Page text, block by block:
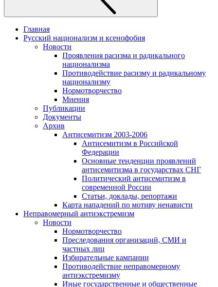
Главная
Русский национализм и ксенофобия
Новости
Проявления расизма и радикального
национализма
Противодействие расизму и радикальному
национализму
Нормотворчество
Мнения
Публикации
Документы
Архив
Антисемитизм 2003-2006
Антисемитизм в Российской
Федерации
Основные тенденции проявлений
антисемитизма в государствах СНГ
Политический антисемитизм в
современной России
Статьи, доклады, репортажи
Карта нападений по мотиву ненависти
Неправомерный антиэкстремизм
Новости
Нормотворчество
Преследования организаций, СМИ и
частных лиц
Избирательные кампании
Противодействие неправомерному
антиэкстремизму
Иные государственные и общественные